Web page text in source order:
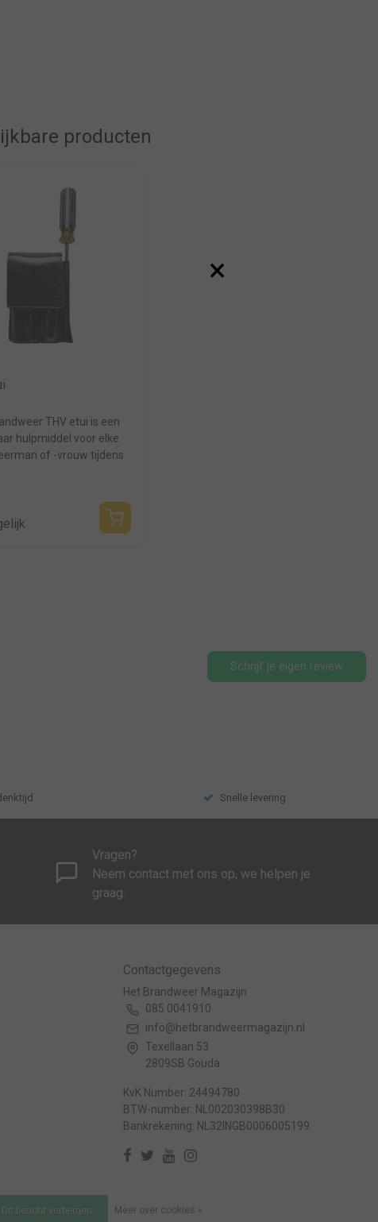
producten
THV etui is een
hulpmiddel voor elke
of -vrouw tijdens
Schrijf je eigen review
Snelle levering
Vragen?
Neem contact met ons op, we helpen je
graag.
Contactgegevens
Het Brandweer Magazijn
085 0041910
info@hetbrandweermagazijn.nl
Texellaan 53
2809SB Gouda
KvK Number: 24494780
BTW-number: NL002030398B30
Bankrekening: NL32INGB0006005199
×
Dit bericht verbergen Meer over cookies »